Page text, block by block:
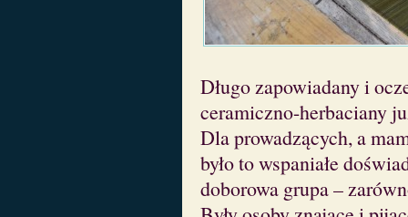
Długo zapowiadany i
ceramiczno-herbaciany
Dla prowadzących, a
było to wspaniałe
doborowa grupa –